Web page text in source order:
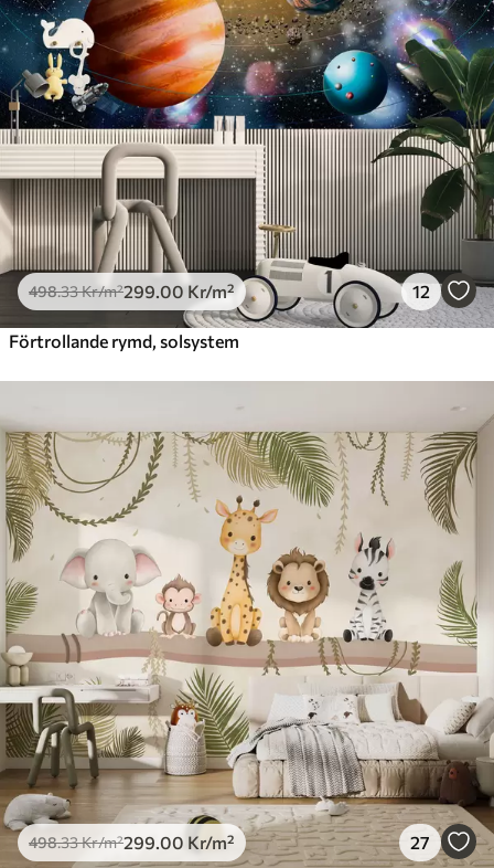
498.33Kr/m²299 .00 Kr/m² 12
Förtrollande rymd, solsystem
498.33Kr/m²299 .00 Kr/m² 27